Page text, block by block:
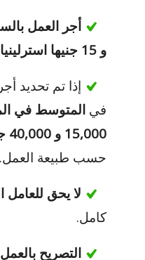
و 15 جنيها استرلينيا
إذا تم تحديد
في المتوسط في
15,000 و 40,000 جنيها استرلينيا
حسب طبيعة العمل.
لا يحق للعامل
كامل.
التصريح